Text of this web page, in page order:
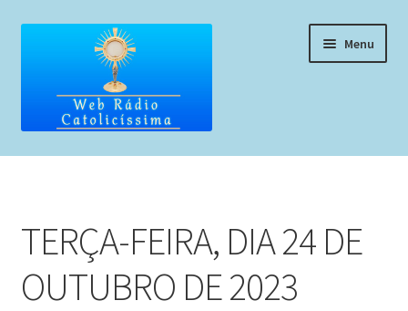
conteúdo
Menu
Home
Liturgia Diária
Horários de missas
TERÇA-FEIRA, DIA 24 DE
OUTUBRO DE 2023